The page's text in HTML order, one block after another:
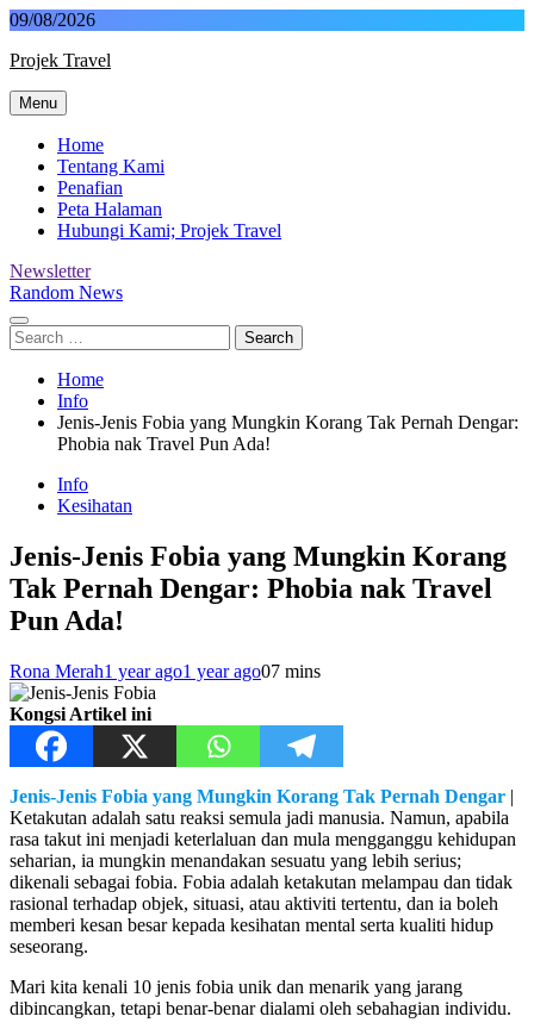
Skip
content
09/08/2026
Projek Travel
Malaysia Travel Portal
Menu
Home
Tentang Kami
Penafian
Peta Halaman
Hubungi Kami; Projek Travel
Newsletter
Random News
Search
for:
Home
Info
Jenis-Jenis Fobia yang Mungkin Korang Tak Pernah Dengar:
Phobia nak Travel Pun Ada!
Info
Kesihatan
Jenis-Jenis Fobia yang Mungkin Korang
Tak Pernah Dengar: Phobia nak Travel
Pun Ada!
Rona Merah1 year ago1 year ago07 mins
Kongsi Artikel ini
Jenis-Jenis Fobia yang Mungkin Korang Tak Pernah Dengar |
Ketakutan adalah satu reaksi semula jadi manusia. Namun, apabila
rasa takut ini menjadi keterlaluan dan mula mengganggu kehidupan
seharian, ia mungkin menandakan sesuatu yang lebih serius;
dikenali sebagai fobia. Fobia adalah ketakutan melampau dan tidak
rasional terhadap objek, situasi, atau aktiviti tertentu, dan ia boleh
memberi kesan besar kepada kesihatan mental serta kualiti hidup
seseorang.
Mari kita kenali 10 jenis fobia unik dan menarik yang jarang
dibincangkan, tetapi benar-benar dialami oleh sebahagian individu.